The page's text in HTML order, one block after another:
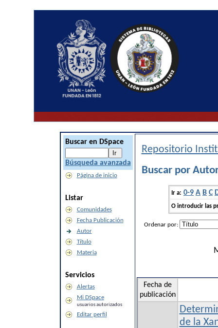
Buscar en DSpace
Búsqueda avanzada
Página de inicio
Listar
Comunidades
Fecha Publicación
Autor
Título
Materia
Servicios
Alertas
Mi DSpace
usuarios autorizados
Editar perfil
Repositorio
Buscar por
Ir a: 0-9 A B C
O introducir las
Ordenar por:
Fecha de
publicación
de la